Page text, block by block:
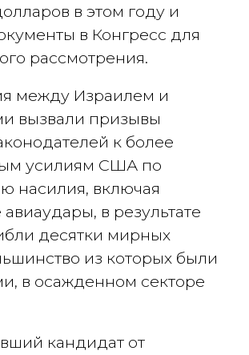
в этом году и
в Конгресс для
рассмотрения.
между Израилем и
вызвали призывы
к более
усилиям США по
насилия, включая
в результате
десятки мирных
из которых были
в осажденном секторе
кандидат от